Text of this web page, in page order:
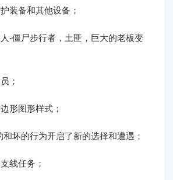
装备和其他设备；
-僵尸步行者，土匪，巨大的老板变
；
形图形样式；
坏的行为开启了新的选择和遭遇；
线任务；